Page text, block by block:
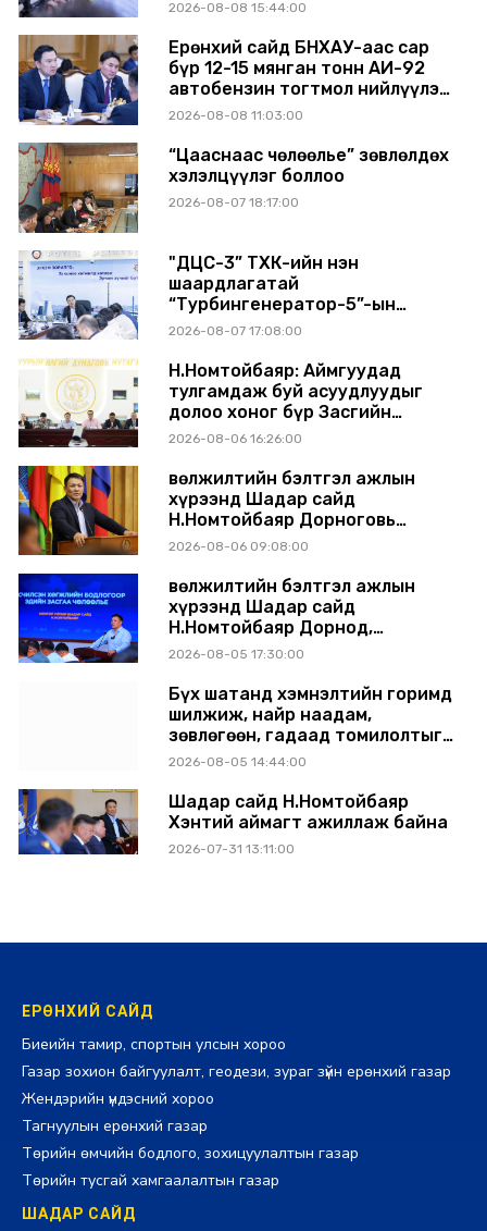
2026-08-08 15:44:00
Ерөнхий сайд БНХАУ-аас сар
бүр 12-15 мянган тонн АИ-92
автобензин тогтмол нийлүүлэх
хүсэлт тавилаа
2026-08-08 11:03:00
“Цааснаас чөлөөлье” зөвлөлдөх
хэлэлцүүлэг боллоо
2026-08-07 18:17:00
"ДЦС-3” ТӨХК-ийн нэн
шаардлагатай
“Турбингенератор-5”-ын
шинэчлэлийн төсвийг
2026-08-07 17:08:00
Н.Номтойбаяр: Аймгуудад
тулгамдаж буй асуудлуудыг
долоо хоног бүр Засгийн
газрын хуралдаанд
2026-08-06 16:26:00
Өвөлжилтийн бэлтгэл ажлын
хүрээнд Шадар сайд
Н.Номтойбаяр Дорноговь
аймагт ажиллав
2026-08-06 09:08:00
Өвөлжилтийн бэлтгэл ажлын
хүрээнд Шадар сайд
Н.Номтойбаяр Дорнод,
Сүхбаатар аймагт ажиллав
2026-08-05 17:30:00
Бүх шатанд хэмнэлтийн горимд
шилжиж, найр наадам,
зөвлөгөөн, гадаад томилолтыг
хориглолоо
2026-08-05 14:44:00
Шадар сайд Н.Номтойбаяр
Хэнтий аймагт ажиллаж байна
2026-07-31 13:11:00
ЕРӨНХИЙ САЙД
Биеийн тамир, спортын улсын хороо
Газар зохион байгуулалт, геодези, зураг зүйн ерөнхий газар
Жендэрийн үндэсний хороо
Тагнуулын ерөнхий газар
Төрийн өмчийн бодлого, зохицуулалтын газар
Төрийн тусгай хамгаалалтын газар
ШАДАР САЙД